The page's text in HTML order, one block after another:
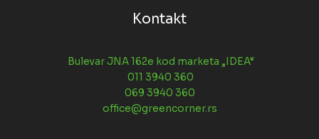
Kontakt
Bulevar JNA 162e kod marketa „IDEA“
011 3940 360
069 3940 360
office@greencorner.rs